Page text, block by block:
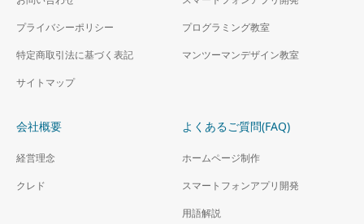
プライバシーポリシー
特定商取引法に基づく表記
サイトマップ
プログラミング教室
マンツーマンデザイン教室
会社概要
経営理念
クレド
よくあるご質問(FAQ)
ホームページ制作
スマートフォンアプリ開発
用語解説